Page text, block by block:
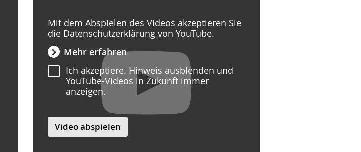
Mit dem Abspielen des Videos akzeptieren Sie
die Datenschutzerklärung von YouTube.
Mehr erfahren
Ich akzeptiere. Hinweis ausblenden und
YouTube-Videos in Zukunft immer
anzeigen.
Video abspielen